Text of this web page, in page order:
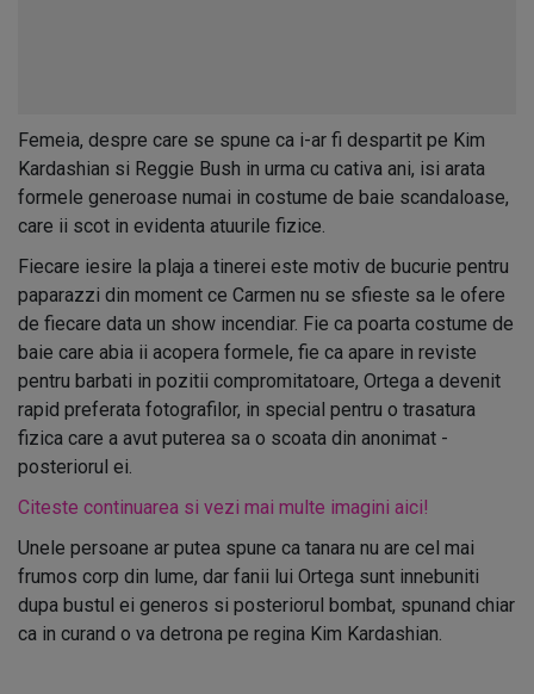
Femeia, despre care se spune ca i-ar fi despartit pe Kim
Kardashian si Reggie Bush in urma cu cativa ani, isi arata
formele generoase numai in costume de baie scandaloase,
care ii scot in evidenta atuurile fizice.
Fiecare iesire la plaja a tinerei este motiv de bucurie pentru
paparazzi din moment ce Carmen nu se sfieste sa le ofere
de fiecare data un show incendiar. Fie ca poarta costume de
baie care abia ii acopera formele, fie ca apare in reviste
pentru barbati in pozitii compromitatoare, Ortega a devenit
rapid preferata fotografilor, in special pentru o trasatura
fizica care a avut puterea sa o scoata din anonimat -
posteriorul ei.
Citeste continuarea si vezi mai multe imagini aici!
Unele persoane ar putea spune ca tanara nu are cel mai
frumos corp din lume, dar fanii lui Ortega sunt innebuniti
dupa bustul ei generos si posteriorul bombat, spunand chiar
ca in curand o va detrona pe regina Kim Kardashian.